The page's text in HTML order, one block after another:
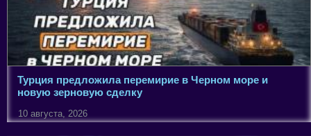
Турция предложила перемирие в Черном море и
новую зерновую сделку
10 августа, 2026